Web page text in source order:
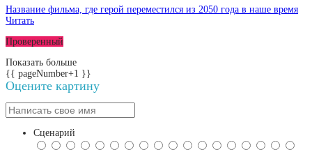
Название фильма, где герой переместился из 2050 года в наше время
Читать
Проверенный
Показать больше
{{ pageNumber+1 }}
Оцените картину
Сценарий